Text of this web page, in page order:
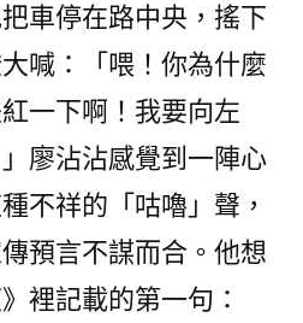
車停在路中央，搖下
喊：「喂！你為什麼
一下啊！我要向左
廖沾沾感覺到一陣心
不祥的「咕嚕」聲，
預言不謀而合。他想
裡記載的第一句：